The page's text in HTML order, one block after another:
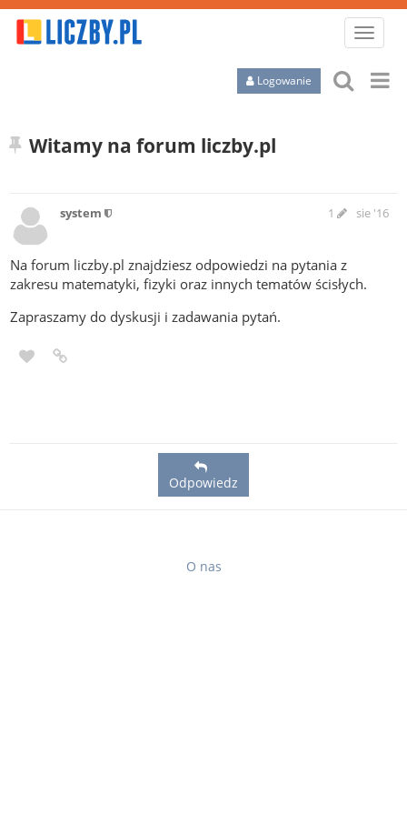
Równania
Forum
Logowanie
Witamy na forum liczby.pl
system sie '16
1
Na forum liczby.pl znajdziesz odpowiedzi na pytania z
zakresu matematyki, fizyki oraz innych tematów ścisłych.
Zapraszamy do dyskusji i zadawania pytań.
Odpowiedz
O nas